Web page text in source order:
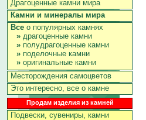
Драгоценные камни мира
Камни и минералы мира
Все о популярных камнях
» драгоценные камни
» полудрагоценные камни
» поделочные камни
» оригинальные камни
Месторождения самоцветов
Это интересно, все о камне
Продам изделия из камней
Подвески, сувениры, камни